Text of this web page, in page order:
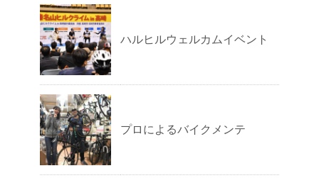
ハルヒルウェルカムイベント
プロによるバイクメンテ